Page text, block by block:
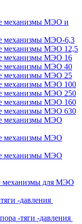
механизмы МЭО и
механизмы МЭО-6,3
механизмы МЭО 12,5
механизмы МЭО 16
механизмы МЭО 40
механизмы МЭО 25
механизмы МЭО 100
механизмы МЭО 250
механизмы МЭО 160
механизмы МЭО 630
механизмы МЭО
механизмы МЭО
механизмы МЭО
механизмы для МЭО
-давления
-тяги -давления